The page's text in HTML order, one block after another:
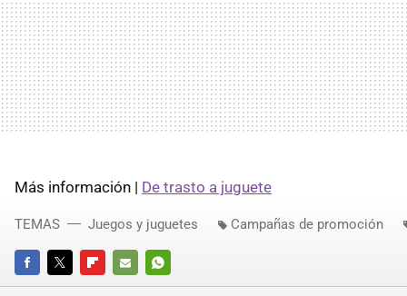
Más información | De trasto a juguete
FACEBOOKTWITTERFLIPBOARD
E-
WHATSAPP
TEMAS Juegos y juguetes Campañas de promoción